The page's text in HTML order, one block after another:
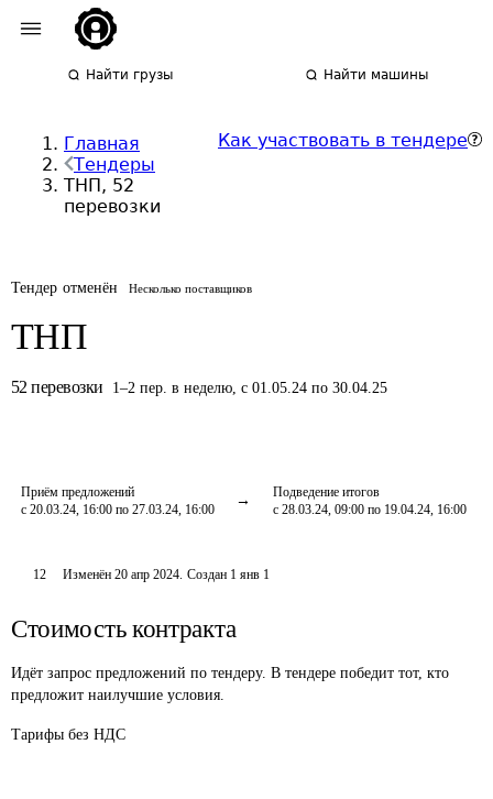
Найти грузы Найти машины
Главная
Тендеры
ТНП, 52
перевозки
Как участвовать в тендере
Тендер отменён Несколько поставщиков
ТНП
52 перевозки 1–2 пер. в неделю, с 01.05.24 по 30.04.25
Приём предложений
с 20.03.24, 16:00 по 27.03.24, 16:00
Подведение итогов
с 28.03.24, 09:00 по 19.04.24, 16:00
12 Изменён20 апр 2024. Создан 1 янв 1
Стоимость контракта
Идёт запрос предложений по тендеру. В тендере победит тот, кто
предложит наилучшие условия.
Тарифы без НДС